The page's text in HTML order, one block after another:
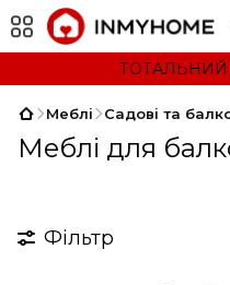
Меблі Садові та
Меблі для
Фільтр